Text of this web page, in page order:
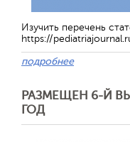
Изучить перечень
https://
подробнее
РАЗМЕЩЕН 6-Й
ГОД